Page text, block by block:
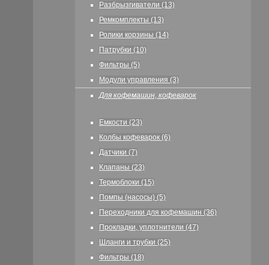
Разбрызгиватели (13)
Ремкомплекты (13)
Ролики корзины (14)
Патрубки (10)
Фильтры (5)
Модули управления (3)
Для кофемашин, кофеварок
Емкости (23)
Колбы кофеварок (6)
Датчики (7)
Клапаны (23)
Термоблоки (15)
Помпы (насосы) (5)
Переходники для кофемашин (36)
Прокладки, уплотнители (47)
Шланги и трубки (25)
Фильтры (18)